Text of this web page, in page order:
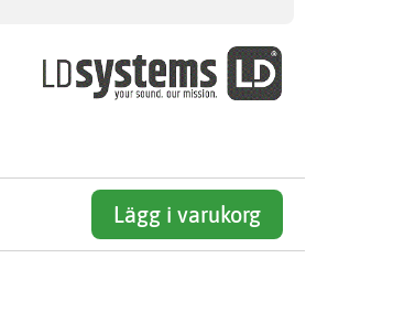
Lägg i varukorg